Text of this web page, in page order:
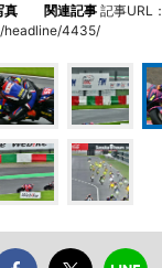
真 関連記事 記事URL：
headline/4435/